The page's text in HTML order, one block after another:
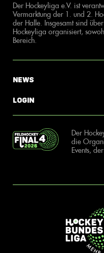
Der Hockeyliga e.V. ist
Vermarktung der 1. und 2.
der Halle. Insgesamt sind
Hockeyliga organisiert,
Bereich.
News
Login
Der
die
Events,